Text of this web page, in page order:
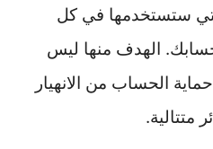
ستستخدمها في كل
الهدف منها ليس
الحساب من الانهيار